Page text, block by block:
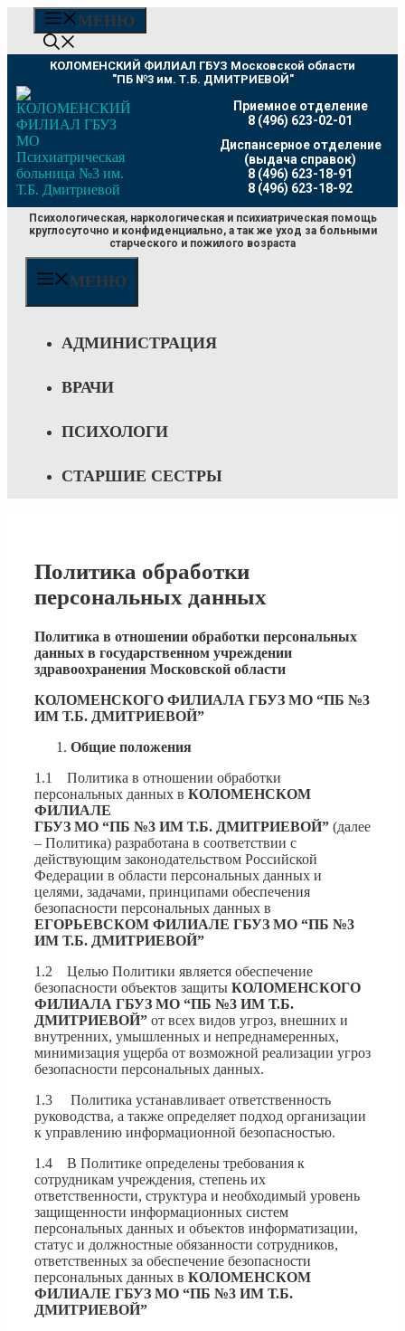
Перейти
содержимому
МЕНЮ
КОЛОМЕНСКИЙ ФИЛИАЛ ГБУЗ Московской области
"ПБ №3 им. Т.Б. ДМИТРИЕВОЙ"
Приемное отделение
8 (496) 623-02-01
Диспансерное отделение
(выдача справок)
8 (496) 623-18-91
8 (496) 623-18-92
Психологическая, наркологическая и психиатрическая помощь
круглосуточно и конфиденциально, а так же уход за больными
старческого и пожилого возраста
МЕНЮ
АДМИНИСТРАЦИЯ
ВРАЧИ
ПСИХОЛОГИ
СТАРШИЕ СЕСТРЫ
Политика обработки
персональных данных
Политика в отношении обработки персональных
данных в государственном учреждении
здравоохранения Московской области
КОЛОМЕНСКОГО ФИЛИАЛА ГБУЗ МО “ПБ №3
ИМ Т.Б. ДМИТРИЕВОЙ”
Общие положения
1.1 Политика в отношении обработки
персональных данных в КОЛОМЕНСКОМ
ФИЛИАЛЕ
ГБУЗ МО “ПБ №3 ИМ Т.Б. ДМИТРИЕВОЙ” (далее
– Политика) разработана в соответствии с
действующим законодательством Российской
Федерации в области персональных данных и
целями, задачами, принципами обеспечения
безопасности персональных данных в
ЕГОРЬЕВСКОМ ФИЛИАЛЕ ГБУЗ МО “ПБ №3
ИМ Т.Б. ДМИТРИЕВОЙ”
1.2 Целью Политики является обеспечение
безопасности объектов защиты КОЛОМЕНСКОГО
ФИЛИАЛА ГБУЗ МО “ПБ №3 ИМ Т.Б.
ДМИТРИЕВОЙ” от всех видов угроз, внешних и
внутренних, умышленных и непреднамеренных,
минимизация ущерба от возможной реализации угроз
безопасности персональных данных.
1.3 Политика устанавливает ответственность
руководства, а также определяет подход организации
к управлению информационной безопасностью.
1.4 В Политике определены требования к
сотрудникам учреждения, степень их
ответственности, структура и необходимый уровень
защищенности информационных систем
персональных данных и объектов информатизации,
статус и должностные обязанности сотрудников,
ответственных за обеспечение безопасности
персональных данных в КОЛОМЕНСКОМ
ФИЛИАЛЕ ГБУЗ МО “ПБ №3 ИМ Т.Б.
ДМИТРИЕВОЙ”